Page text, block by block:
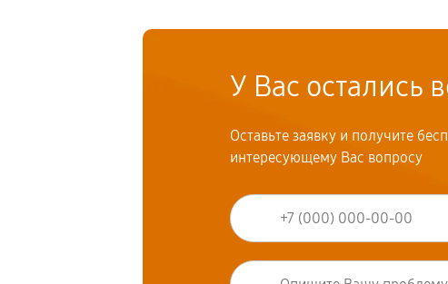
У Вас остались
Оставьте заявку и получите
интересующему Вас вопросу